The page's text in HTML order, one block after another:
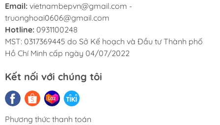
Kích Thước Chuẩn – Phù Hợp Nhiều Không
Gian Bếp
Kích thước phủ bì: 860 × 460 × 220 mm
Email: vietnambepvn@gmail.com -
truonghoai0606@gmail.com
Hotline: 0931100248
MST: 0317369445 do Sở Kế hoạch và Đầu tư Thành phố
Hồ Chí Minh cấp ngày 04/07/2022
Kết nối với chúng tôi
Phương thức thanh toán